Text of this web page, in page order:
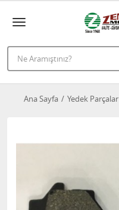
Ana Sayfa Yedek Parçalar